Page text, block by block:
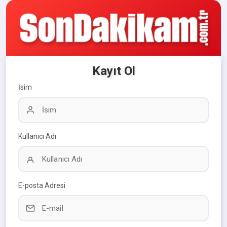
Kayıt Ol
İsim
Kullanıcı Adı
E-posta Adresi